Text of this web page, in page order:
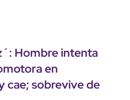
Hombre intenta
en
cae; sobrevive de